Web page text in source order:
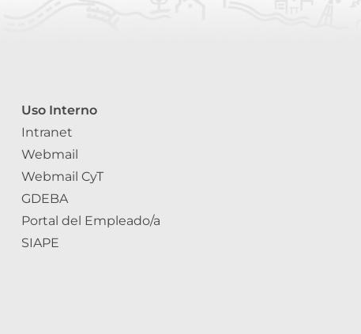
Uso Interno
Intranet
Webmail
Webmail CyT
GDEBA
Portal del Empleado/a
SIAPE